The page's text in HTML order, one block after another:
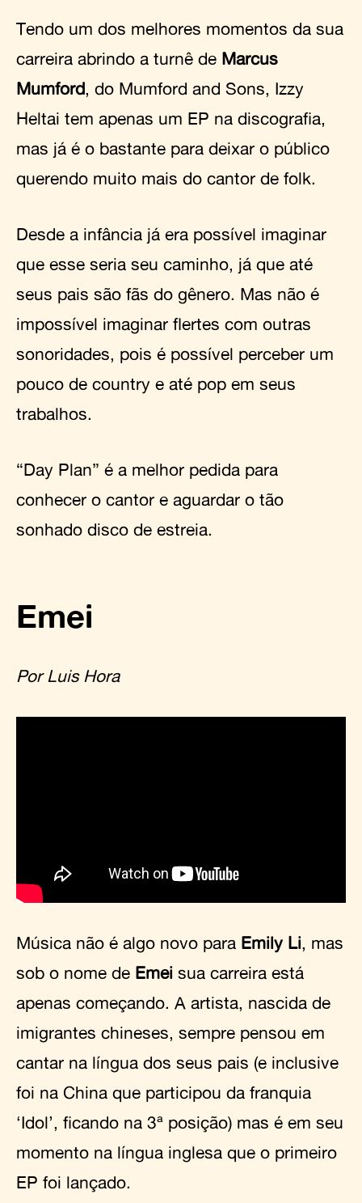
Tendo um dos melhores momentos da sua
carreira abrindo a turnê de Marcus
Mumford , do Mumford and Sons, Izzy
Heltai tem apenas um EP na discografia,
mas já é o bastante para deixar o público
querendo muito mais do cantor de folk.
Desde a infância já era possível imaginar
que esse seria seu caminho, já que até
seus pais são fãs do gênero. Mas não é
impossível imaginar flertes com outras
sonoridades, pois é possível perceber um
pouco de country e até pop em seus
trabalhos.
“Day Plan” é a melhor pedida para
conhecer o cantor e aguardar o tão
sonhado disco de estreia.
Emei
Por Luis Hora
Música não é algo novo para Emily Li, mas
sob o nome de Emei sua carreira está
apenas começando. A artista, nascida de
imigrantes chineses, sempre pensou em
cantar na língua dos seus pais (e inclusive
foi na China que participou da franquia
‘Idol’, ficando na 3ª posição) mas é em seu
momento na língua inglesa que o primeiro
EP foi lançado.